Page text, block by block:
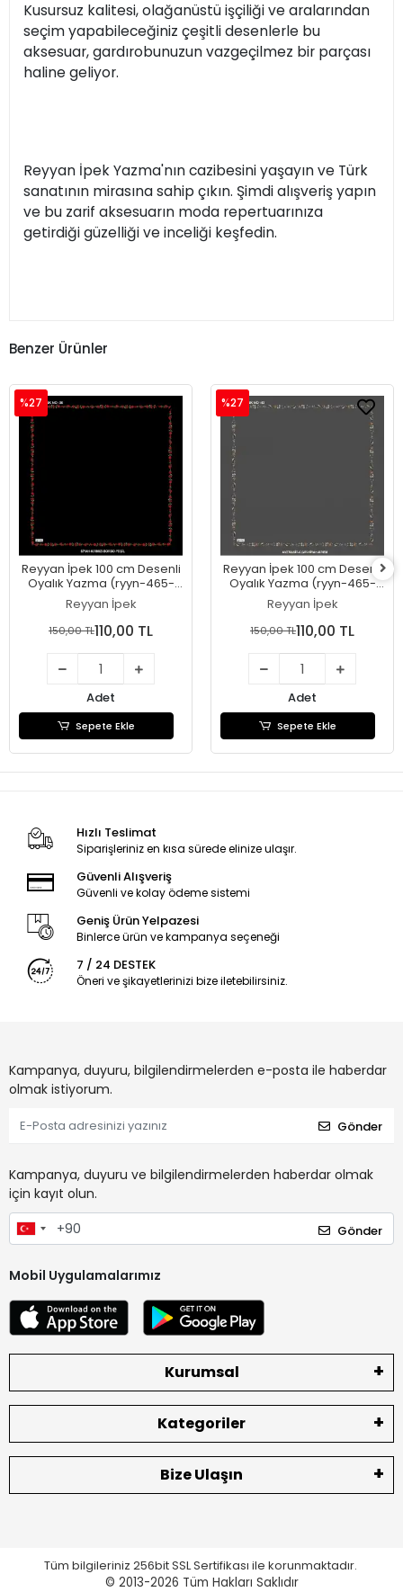
Kusursuz kalitesi, olağanüstü işçiliği ve aralarından
seçim yapabileceğiniz çeşitli desenlerle bu
aksesuar, gardırobunuzun vazgeçilmez bir parçası
haline geliyor.
Reyyan İpek Yazma'nın cazibesini yaşayın ve Türk
sanatının mirasına sahip çıkın. Şimdi alışveriş yapın
ve bu zarif aksesuarın moda repertuarınıza
getirdiği güzelliği ve inceliği keşfedin.
Benzer Ürünler
Reyyan İpek 100 cm Desenli
Oyalık Yazma (ryyn-465-
27)
Reyyan İpek
%27
150,00 TL110,00 TL
Adet
Sepete Ekle
Reyyan İpek 100 cm Desenli
Oyalık Yazma (ryyn-465-
26)
Reyyan İpek
%27
150,00 TL110,00 TL
Adet
Sepete Ekle
Hızlı Teslimat
Siparişleriniz en kısa sürede elinize ulaşır.
Güvenli Alışveriş
Güvenli ve kolay ödeme sistemi
Geniş Ürün Yelpazesi
Binlerce ürün ve kampanya seçeneği
7 / 24 DESTEK
Öneri ve şikayetlerinizi bize iletebilirsiniz.
Kampanya, duyuru, bilgilendirmelerden e-posta ile haberdar
olmak istiyorum.
Gönder
Kampanya, duyuru ve bilgilendirmelerden haberdar olmak
için kayıt olun.
Gönder
Mobil Uygulamalarımız
Kurumsal
Kategoriler
Bize Ulaşın
Tüm bilgileriniz 256bit SSL Sertifikası ile korunmaktadır.
© 2013-2026 Tüm Hakları Saklıdır